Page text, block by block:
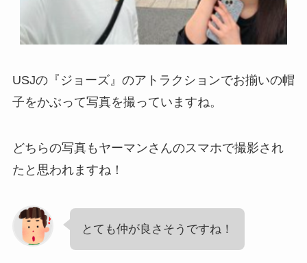
USJの『ジョーズ』のアトラクションでお揃いの帽
子をかぶって写真を撮っていますね。
どちらの写真もヤーマンさんのスマホで撮影され
たと思われますね！
とても仲が良さそうですね！